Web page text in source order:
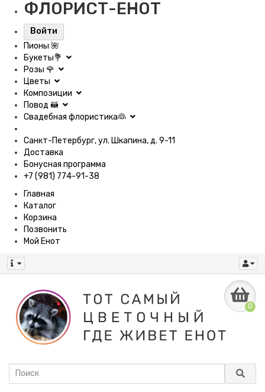
ФЛОРИСТ-ЕНОТ
Войти
Пионы 🌺
Букеты💐
Розы 🌹
Цветы
Композиции
Повод 🦝
Свадебная флористика👰
Санкт-Петербург, ул. Шкапина, д. 9-11
Доставка
Бонусная программа
+7 (981) 774-91-38
Главная
Каталог
Корзина
Позвонить
Мой Енот
0